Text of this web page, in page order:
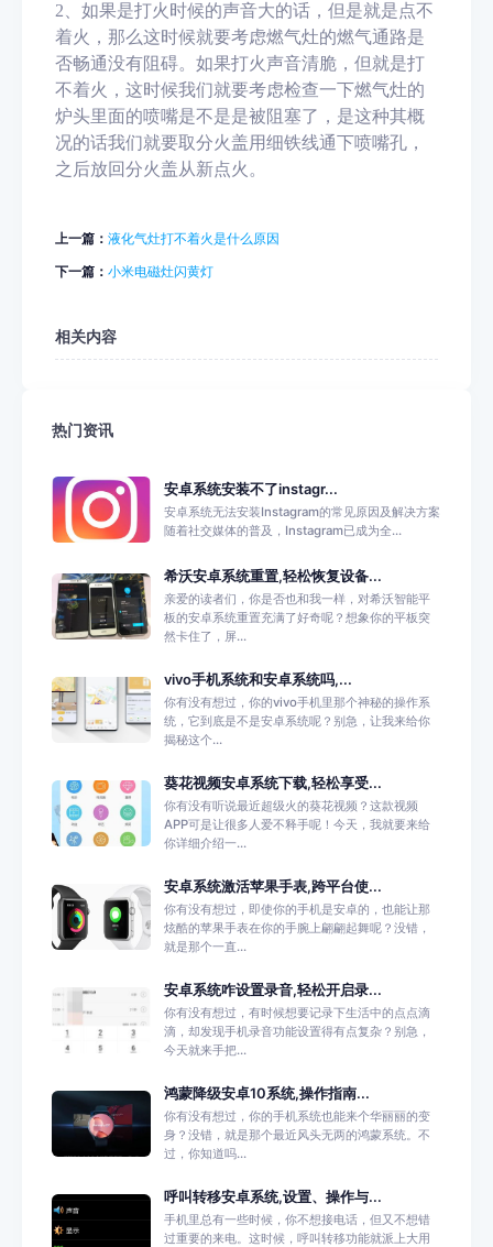
2、如果是打火时候的声音大的话 ，但是就是点不
着火，那么这时候就要考虑燃气灶的燃气通路是
否畅通没有阻碍。如果打火声音清脆，但就是打
不着火，这时候我们就要考虑检查一下燃气灶的
炉头里面的喷嘴是不是是被阻塞了，是这种其概
况的话我们就要取分火盖用细铁线通下喷嘴孔，
之后放回分火盖从新点火。
上一篇： 液化气灶打不着火是什么原因
下一篇： 小米电磁灶闪黄灯
相关内容
热门资讯
安卓系统安装不了instagr...
安卓系统无法安装Instagram的常见原因及解决方案
随着社交媒体的普及，Instagram已成为全...
希沃安卓系统重置,轻松恢复设备...
亲爱的读者们，你是否也和我一样，对希沃智能平
板的安卓系统重置充满了好奇呢？想象你的平板突
然卡住了，屏...
vivo手机系统和安卓系统吗,...
你有没有想过，你的vivo手机里那个神秘的操作系
统，它到底是不是安卓系统呢？别急，让我来给你
揭秘这个...
葵花视频安卓系统下载,轻松享受...
你有没有听说最近超级火的葵花视频？这款视频
APP可是让很多人爱不释手呢！今天，我就要来给
你详细介绍一...
安卓系统激活苹果手表,跨平台使...
你有没有想过，即使你的手机是安卓的，也能让那
炫酷的苹果手表在你的手腕上翩翩起舞呢？没错，
就是那个一直...
安卓系统咋设置录音,轻松开启录...
你有没有想过，有时候想要记录下生活中的点点滴
滴，却发现手机录音功能设置得有点复杂？别急，
今天就来手把...
鸿蒙降级安卓10系统,操作指南...
你有没有想过，你的手机系统也能来个华丽丽的变
身？没错，就是那个最近风头无两的鸿蒙系统。不
过，你知道吗...
呼叫转移安卓系统,设置、操作与...
手机里总有一些时候，你不想接电话，但又不想错
过重要的来电。这时候，呼叫转移功能就派上大用